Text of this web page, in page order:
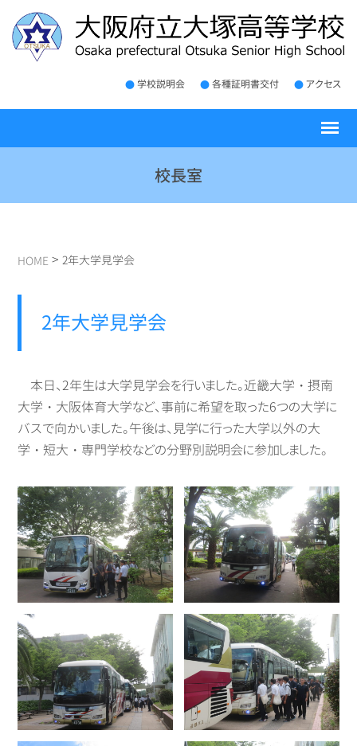
学校説明会 各種証明書交付 アクセス
校長室
HOME >2年大学見学会
2年大学見学会
本日、2年生は大学見学会を行いました。近畿大学・摂南
大学・大阪体育大学など、事前に希望を取った6つの大学に
バスで向かいました。午後は、見学に行った大学以外の大
学・短大・専門学校などの分野別説明会に参加しました。